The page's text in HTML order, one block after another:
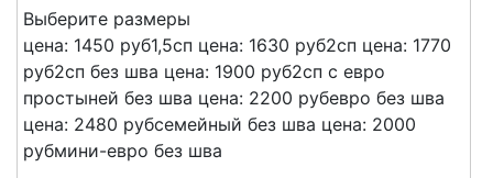
Выберите размеры
цена: 1450 руб1,5сп цена: 1630 руб2сп цена: 1770
руб2сп без шва цена: 1900 руб2сп с евро
простыней без шва цена: 2200 рубевро без шва
цена: 2480 рубсемейный без шва цена: 2000
рубмини-евро без шва